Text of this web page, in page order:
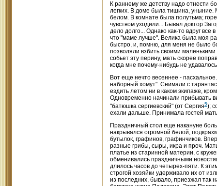
К раннему же детству надо отнести
легких. В доме была тишина, уныние.
белом. В комнате была полутьма;
чувством уходили... Бывал доктор
дело долго... Однако как-то вдруг
что "маме лучше". Велика была моя
быстро, и, помню, для меня не было
позволяли взбить своими маленькими
собьет эту перину, мать скорее
когда мне почему-нибудь не
Вот еще нечто весеннее -
наборный хомут". Снимали с
ездить летом ни в каком экипаже,
Одновременно начинали прибывать
"батюшка сергиевский" (от Сергия5);
ехали дальше. Принимала гостей
Праздничный стол еще накануне
накрывался огромной белой,
бутылок, графинов, графинчиков.
разные грибы, сыры, икра и проч.
платье из старинной материи, с
обменивались праздничными
длилось часов до четырех-пяти. К
строгой хозяйки удерживало их от
из последних, бывало, приезжал так